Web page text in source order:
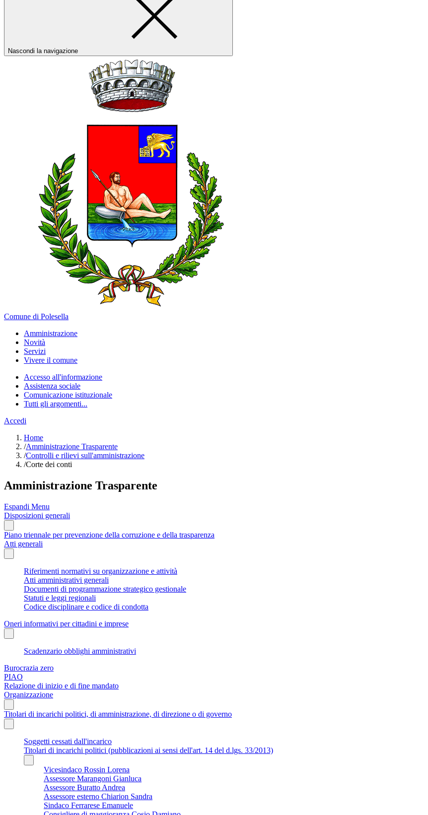
Nascondi la navigazione
Comune di Polesella
Amministrazione
Novità
Servizi
Vivere il comune
Accesso all'informazione
Assistenza sociale
Comunicazione istituzionale
Tutti gli argomenti...
Accedi
Home
/Amministrazione Trasparente
/Controlli e rilievi sull'amministrazione
/Corte dei conti
Amministrazione Trasparente
Espandi Menu
Disposizioni generali
Piano triennale per prevenzione della corruzione e della trasparenza
Atti generali
Riferimenti normativi su organizzazione e attività
Atti amministrativi generali
Documenti di programmazione strategico gestionale
Statuti e leggi regionali
Codice disciplinare e codice di condotta
Oneri informativi per cittadini e imprese
Scadenzario obblighi amministrativi
Burocrazia zero
PIAO
Relazione di inizio e di fine mandato
Organizzazione
Titolari di incarichi politici, di amministrazione, di direzione o di governo
Soggetti cessati dall'incarico
Titolari di incarichi politici (pubblicazioni ai sensi dell'art. 14 del d.lgs. 33/2013)
Vicesindaco Rossin Lorena
Assessore Marangoni Gianluca
Assessore Buratto Andrea
Assessore esterno Chiarion Sandra
Sindaco Ferrarese Emanuele